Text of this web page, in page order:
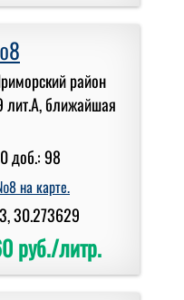
район
лит.А, ближайшая
доб.: 98
на карте.
30.273629
руб./литр.